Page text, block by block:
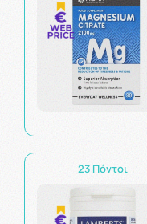
23 Πόντοι